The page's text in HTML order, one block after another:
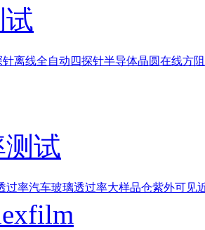
试
针离线全自动四探针半导体晶圆在线方
试
过率汽车玻璃透过率大样品仓紫外可见